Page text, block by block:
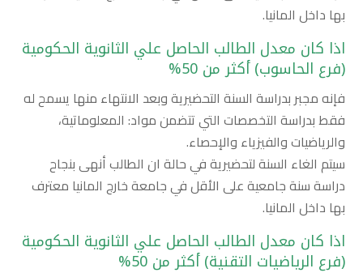
بها داخل المانيا.
اذا كان معدل الطالب الحاصل علي الثانوية الحكومية
(فرع الحاسوب) أكثر من 50%
فإنه مجبر بدراسة السنة التحضيرية وبعد الانتهاء منها يسمح له
فقط بدراسة التخصصات التي تتضمن مواد: المعلوماتية،
والرياضيات والفيزياء والإحصاء.
سيتم الغاء السنة لتحضيرية في حالة ان الطالب أنهى بنجاح
دراسة سنة جامعية على الأقل في جامعة خارج المانيا معترف
بها داخل المانيا.
اذا كان معدل الطالب الحاصل علي الثانوية الحكومية
(فرع الرياضيات التقنية) أكثر من 50%